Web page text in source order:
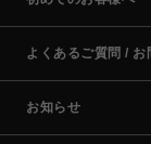
よくあるご質問 / お
お知らせ